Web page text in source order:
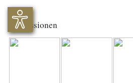
Impressionen